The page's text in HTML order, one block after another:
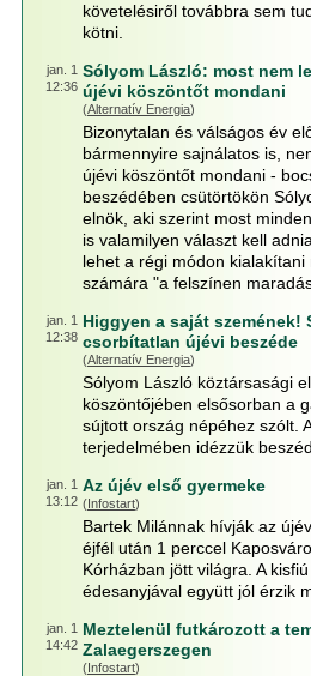
követelésiről továbbra sem
kötni.
jan. 1
12:36
Sólyom László: most nem
újévi köszöntőt mondani
(Alternatív Energia)
Bizonytalan és válságos év
bármennyire sajnálatos is,
újévi köszöntőt mondani -
beszédében csütörtökön
elnök, aki szerint most
is valamilyen választ kell
lehet a régi módon
számára "a felszínen
jan. 1
12:38
Higgyen a saját szemének!
csorbítatlan újévi beszéde
(Alternatív Energia)
Sólyom László köztársasági
köszöntőjében elsősorban a
sújtott ország népéhez szólt.
terjedelmében idézzük
jan. 1
13:12
Az újév első gyermeke
(Infostart)
Bartek Milánnak hívják az
éjfél után 1 perccel
Kórházban jött világra. A
édesanyjával együtt jól érzik
jan. 1
14:42
Meztelenül futkározott a
Zalaegerszegen
(Infostart)